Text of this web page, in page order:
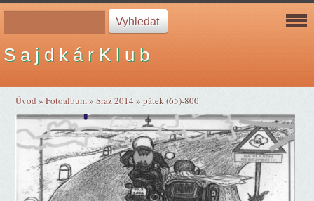
S a j d k á r K l u b
Úvod »Fotoalbum»Sraz 2014»pátek (65)-800